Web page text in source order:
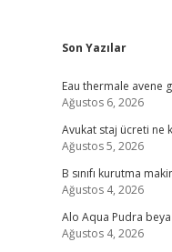
Sidebar
Son Yazılar
Eau thermale avene
Ağustos 6, 2026
Avukat staj ücreti ne
Ağustos 5, 2026
B sınıfı kurutma
Ağustos 4, 2026
Alo Aqua Pudra
Ağustos 4, 2026